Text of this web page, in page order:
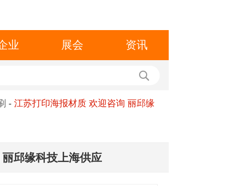
业 展会 资讯
- 江苏打印海报材质 欢迎咨询 丽邱缘
邱缘科技上海供应